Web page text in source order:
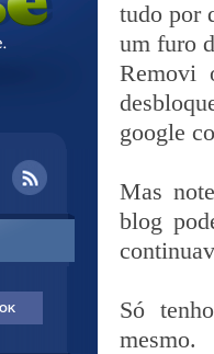
tudo por
um furo
Removi
google
Mas
blog
Só
mesmo.